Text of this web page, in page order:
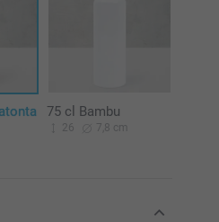
75 cl Bambu
26 7,8 cm